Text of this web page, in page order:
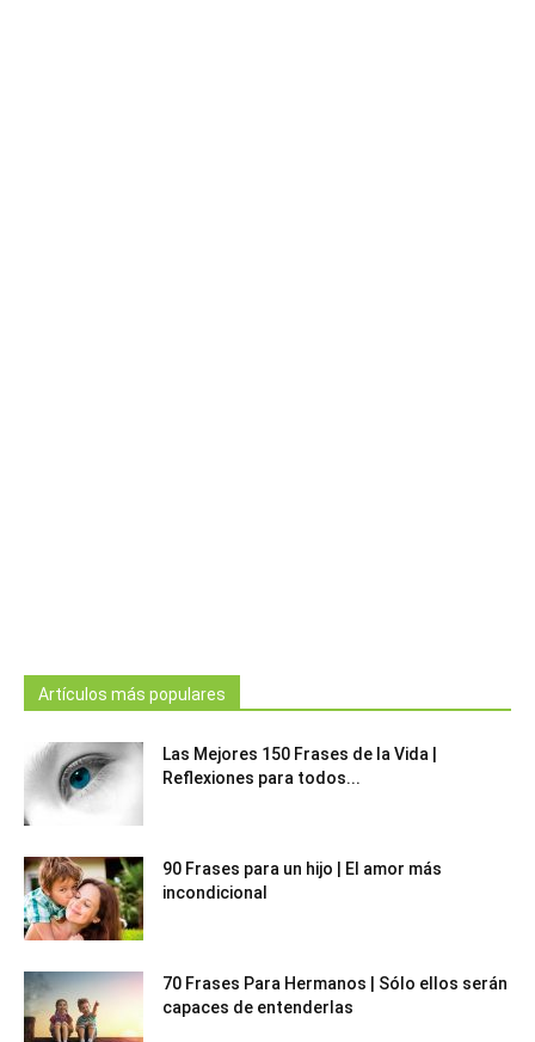
Artículos más populares
Las Mejores 150 Frases de la Vida |
Reflexiones para todos...
90 Frases para un hijo | El amor más
incondicional
70 Frases Para Hermanos | Sólo ellos serán
capaces de entenderlas